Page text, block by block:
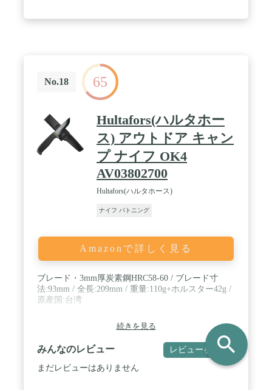
【「バトニング」から「着火」まで】 厚みのあるブ
レードで、バトニング（ナイフで薪を割る技術）や
チョッピング（ナイフを木に叩きつけて切り込みを
入れる技術）に威力を発揮するほか、グリップエン
ド側から叩き込めば、太い枝や丸太の切断なども可
能です。スカンジナビアングラインドに形成された
刃は木を削るのに適しており、ガーバーグ本体の重
量を利用しながらあまり力を入れずにフェザーステ
ィックなどを作る事が出来ます。また、ブレードの
はエッジ加工してあるので、ファイヤースターター
での着火が可能です。(バトニング→フェザーリン
となっています。 ※調理で使用することに問題はあ
刃を入れると、切るものによってぱっくりと割れる
場合があります。 / 【過酷な環境でも使いやすいマ
ベルクロループを装着し、様々な場所にナイフを固
定できる画期的なモデルです。バックパックのショ
ルダーストラップはもちろん、モールシステムにも
能です。また、付属のベルトループに付け替えて、
スタンダードな使用も可能です。アクティブなシー
スが付属することで、より過酷な冒険にも対応でき
る、パワフルなフルタング・アウトドア・ナイフに
仕上がっています。 / 【寒い土地の北欧ならではの
No.18 65
Hultafors(ハルタホー
ス) アウトドア キャン
プ ナイフ OK4
AV03802700
Hultafors(ハルタホース)
ナイフ バトニング
Amazonで詳しく見る
ブレード・3mm厚炭素鋼HRC58-60 / ブレード寸
法:93mm / 全長:209mm / 重量:110g+ホルスター42g /
原産国:台湾
続きを見る
みんなのレビュー レビューを書く
まだレビューはありません
search